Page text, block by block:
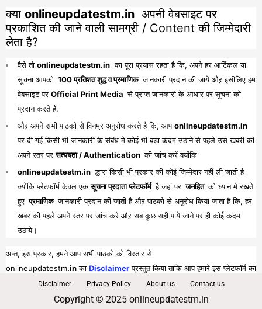
क्या onlineupdatestm.in अपनी वेबसाइट पर
प्रकाशित की जाने वाली सामग्री / Content की जिम्मेदारी
लेता है?
वैसे तो onlineupdatestm.in का पूरा प्रयास रहता है कि, अपने हर आर्टिकल या
सूचना आपको 100 प्रतिशत शुद्ध व प्रमाणिक जानकारी प्रदान की जाये औऱ इसीलिए हम
वेबसाइट पर Official Print Media से प्राप्त जानकारी के आधार पर सूचना को
प्रदान करते है,
औऱ अपने सभी पाठको से विनम्र अनुरोध करते है कि, आपonlineupdatestm.in
पर दी गई किसी भी जानकारी के संबंध मे कोई भी बड़ा कदम उठाने से पहले उस खबरी की
अपने स्तर परसत्ययता / Authentication की जांच करें क्योंकि
onlineupdatestm.in द्धारा किसी भी प्रकार की कोई जिम्मेदार नहीं ली जाती है
क्योंकि प्लेटफॉर्म केवल एकसूचना प्रदाता प्लेटफॉर्म है जहां पर जनहित को ध्यान मे रखते
हुए प्रमाणिक जानकारी प्रदान की जाती है औऱ पाठको से अनुरोध किया जाता है कि, हर
खबर की पहले अपने स्तर पर जांच करे औऱ सब कुछ सही पाये जाने पर ही कोई कदम
उठाये।
अन्त, इस प्रकार, हमने आप सभी पाठको को विस्तार से
onlineupdatestm.inका Disclaimerप्रस्तुत किया ताकि आप हमारे इस प्लेटफॉर्म का
पूरा व भरपूर लाभ प्राप्त कर सकें।
Disclaimer Privacy Policy About us Contact us
Copyright © 2025 onlineupdatestm.in